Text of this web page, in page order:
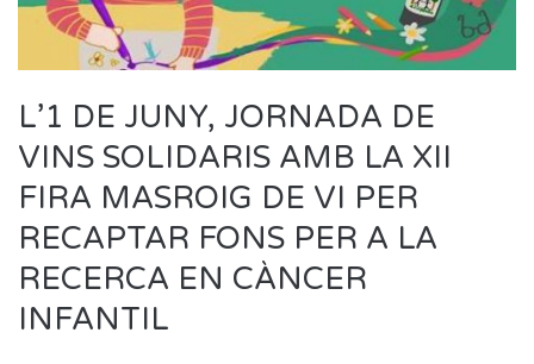
L’1 DE JUNY, JORNADA DE
VINS SOLIDARIS AMB LA XII
FIRA MASROIG DE VI PER
RECAPTAR FONS PER A LA
RECERCA EN CÀNCER
INFANTIL